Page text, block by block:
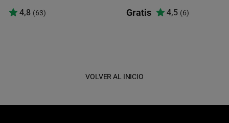
4,8 (63) Gratis 4,5 (6)
VOLVER AL INICIO